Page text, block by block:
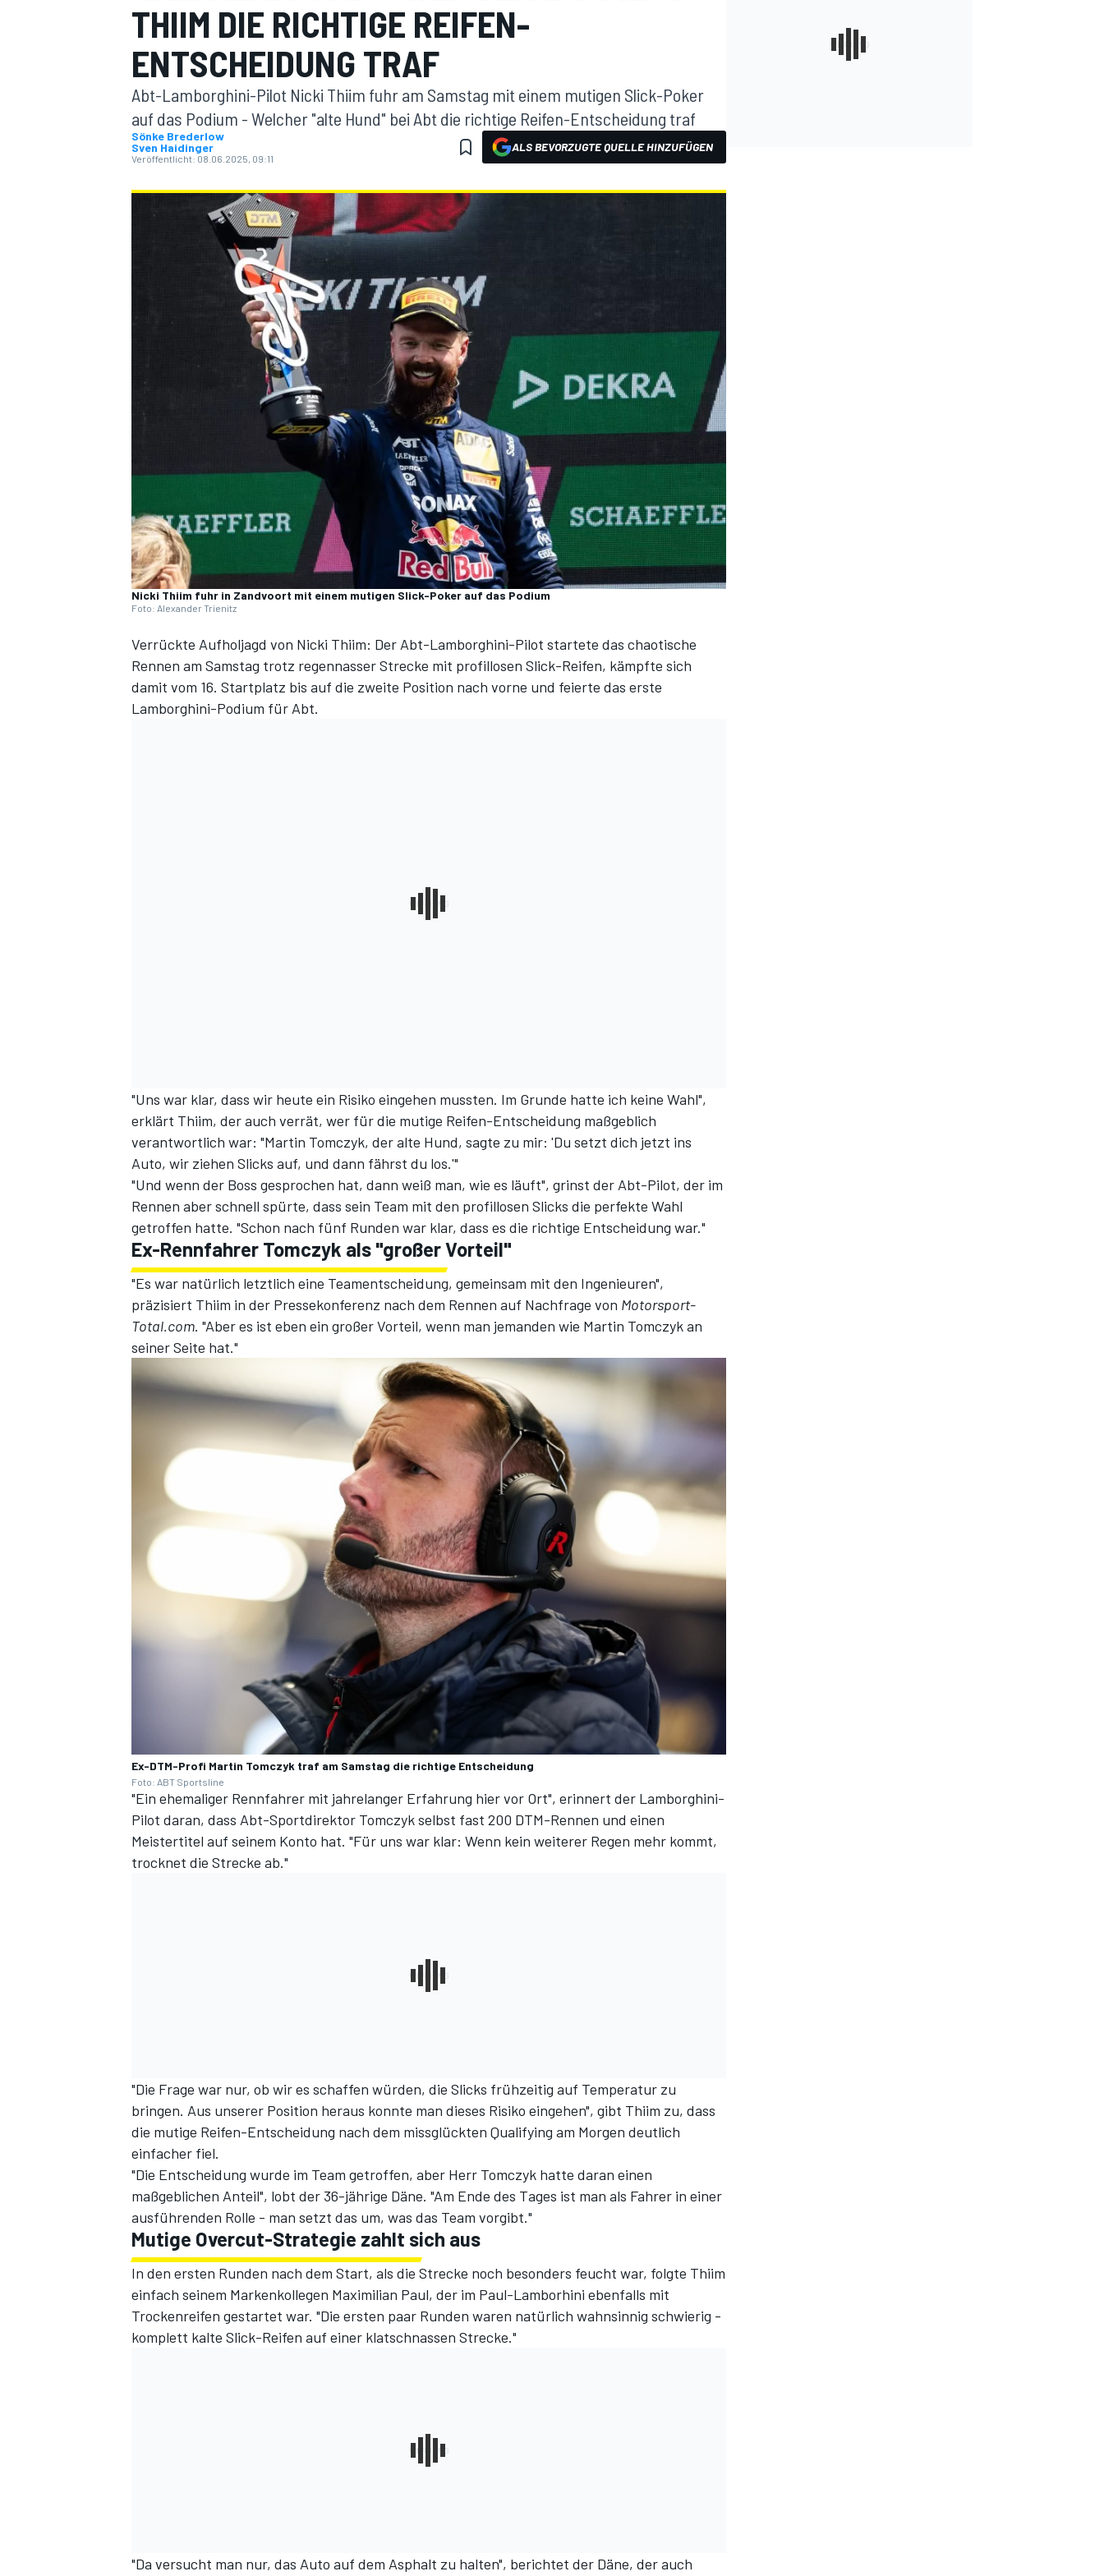
MOTOGP
SPORTWAGEN
THIIM DIE RICHTIGE REIFEN-
ENTSCHEIDUNG TRAF
Abt-Lamborghini-Pilot Nicki Thiim fuhr am Samstag mit einem mutigen Slick-Poker
auf das Podium - Welcher "alte Hund" bei Abt die richtige Reifen-Entscheidung traf
Sönke Brederlow
Sven Haidinger
Veröffentlicht: 08.06.2025, 09:11
ALS BEVORZUGTE QUELLE HINZUFÜGEN
Nicki Thiim fuhr in Zandvoort mit einem mutigen Slick-Poker auf das Podium
Foto: Alexander Trienitz
Verrückte Aufholjagd von Nicki Thiim: Der Abt-Lamborghini-Pilot startete das chaotische
Rennen am Samstag trotz regennasser Strecke mit profillosen Slick-Reifen, kämpfte sich
damit vom 16. Startplatz bis auf die zweite Position nach vorne und feierte das erste
Lamborghini-Podium für Abt.
"Uns war klar, dass wir heute ein Risiko eingehen mussten. Im Grunde hatte ich keine Wahl",
erklärt Thiim, der auch verrät, wer für die mutige Reifen-Entscheidung maßgeblich
verantwortlich war: "Martin Tomczyk, der alte Hund, sagte zu mir: 'Du setzt dich jetzt ins
Auto, wir ziehen Slicks auf, und dann fährst du los.'"
"Und wenn der Boss gesprochen hat, dann weiß man, wie es läuft", grinst der Abt-Pilot, der im
Rennen aber schnell spürte, dass sein Team mit den profillosen Slicks die perfekte Wahl
getroffen hatte. "Schon nach fünf Runden war klar, dass es die richtige Entscheidung war."
Ex-Rennfahrer Tomczyk als "großer Vorteil"
"Es war natürlich letztlich eine Teamentscheidung, gemeinsam mit den Ingenieuren",
präzisiert Thiim in der Pressekonferenz nach dem Rennen auf Nachfrage von Motorsport-
Total.com. "Aber es ist eben ein großer Vorteil, wenn man jemanden wie Martin Tomczyk an
seiner Seite hat."
Ex-DTM-Profi Martin Tomczyk traf am Samstag die richtige Entscheidung
Foto: ABT Sportsline
"Ein ehemaliger Rennfahrer mit jahrelanger Erfahrung hier vor Ort", erinnert der Lamborghini-
Pilot daran, dass Abt-Sportdirektor Tomczyk selbst fast 200 DTM-Rennen und einen
Meistertitel auf seinem Konto hat. "Für uns war klar: Wenn kein weiterer Regen mehr kommt,
trocknet die Strecke ab."
"Die Frage war nur, ob wir es schaffen würden, die Slicks frühzeitig auf Temperatur zu
bringen. Aus unserer Position heraus konnte man dieses Risiko eingehen", gibt Thiim zu, dass
die mutige Reifen-Entscheidung nach dem missglückten Qualifying am Morgen deutlich
einfacher fiel.
"Die Entscheidung wurde im Team getroffen, aber Herr Tomczyk hatte daran einen
maßgeblichen Anteil", lobt der 36-jährige Däne. "Am Ende des Tages ist man als Fahrer in einer
ausführenden Rolle - man setzt das um, was das Team vorgibt."
Mutige Overcut-Strategie zahlt sich aus
In den ersten Runden nach dem Start, als die Strecke noch besonders feucht war, folgte Thiim
einfach seinem Markenkollegen Maximilian Paul, der im Paul-Lamborhini ebenfalls mit
Trockenreifen gestartet war. "Die ersten paar Runden waren natürlich wahnsinnig schwierig -
komplett kalte Slick-Reifen auf einer klatschnassen Strecke."
"Da versucht man nur, das Auto auf dem Asphalt zu halten", berichtet der Däne, der auch